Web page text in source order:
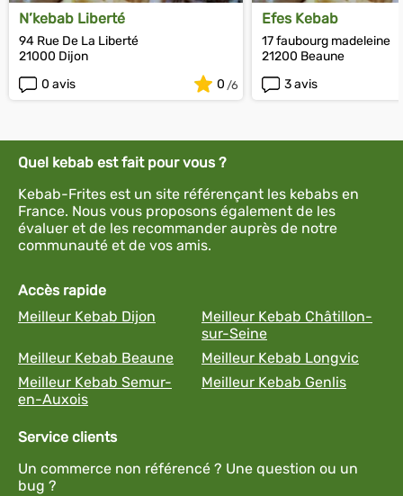
N’kebab Liberté
94 Rue De La Liberté
21000 Dijon
0 avis
0
Efes Kebab
17 faubourg madeleine
21200 Beaune
3 avis
Quel kebab est fait pour vous ?
Kebab-Frites est un site référençant les kebabs en
France. Nous vous proposons également de les
évaluer et de les recommander auprès de notre
communauté et de vos amis.
Accès rapide
Meilleur Kebab Dijon
Meilleur Kebab Châtillon-
sur-Seine
Meilleur Kebab Beaune
Meilleur Kebab Longvic
Meilleur Kebab Semur-
en-Auxois
Meilleur Kebab Genlis
Service clients
Un commerce non référencé ? Une question ou un
bug ?